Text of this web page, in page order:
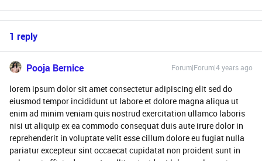
1 reply
Pooja Bernice Forum|Forum|4 years ago
lorem ipsum dolor sit amet consectetur adipiscing elit sed do
eiusmod tempor incididunt ut labore et dolore magna aliqua ut
enim ad minim veniam quis nostrud exercitation ullamco laboris
nisi ut aliquip ex ea commodo consequat duis aute irure dolor in
reprehenderit in voluptate velit esse cillum dolore eu fugiat nulla
pariatur excepteur sint occaecat cupidatat non proident sunt in